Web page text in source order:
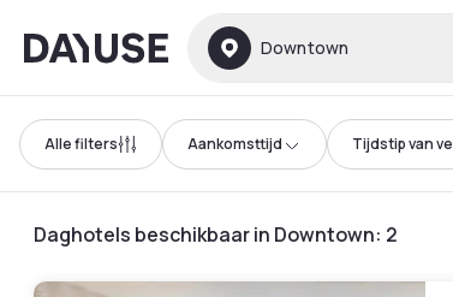
Dayuse Downtown
Alle filters Aankomsttijd Tijdstip van
Daghotels beschikbaar in Downtown: 2